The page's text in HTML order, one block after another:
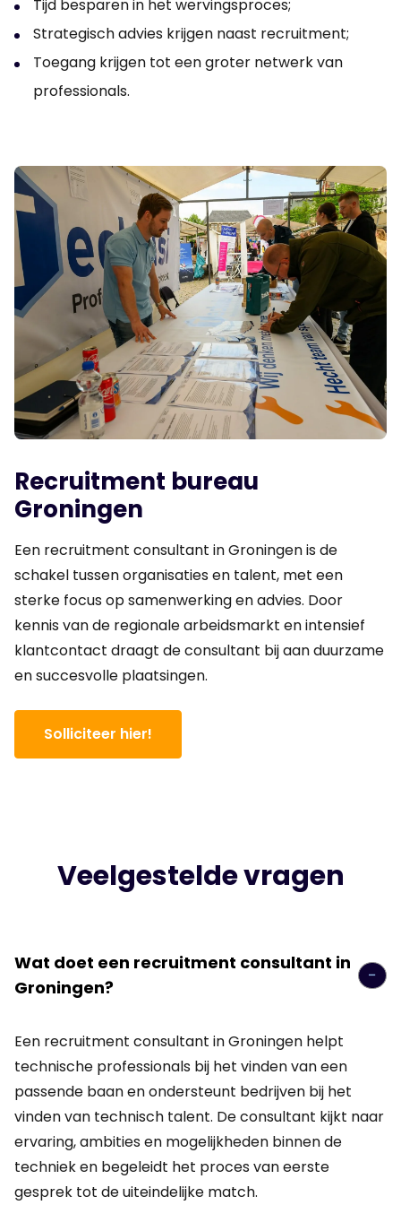
Tijd besparen in het wervingsproces;
Strategisch advies krijgen naast recruitment;
Toegang krijgen tot een groter netwerk van
professionals.
Recruitment bureau
Groningen
Een recruitment consultant in Groningen is de
schakel tussen organisaties en talent, met een
sterke focus op samenwerking en advies. Door
kennis van de regionale arbeidsmarkt en intensief
klantcontact draagt de consultant bij aan duurzame
en succesvolle plaatsingen.
Solliciteer hier!
Veelgestelde vragen
Wat doet een recruitment consultant in
Groningen?
Een recruitment consultant in Groningen helpt
technische professionals bij het vinden van een
passende baan en ondersteunt bedrijven bij het
vinden van technisch talent. De consultant kijkt naar
ervaring, ambities en mogelijkheden binnen de
techniek en begeleidt het proces van eerste
gesprek tot de uiteindelijke match.